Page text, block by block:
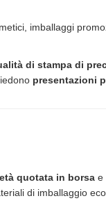
imballaggi
di stampa di
presentazioni
quotata in borsa e
di imballaggio